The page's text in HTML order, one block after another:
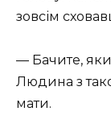
зовсім
— Бачите,
Людина з
мати.